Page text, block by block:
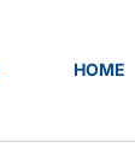
HOME